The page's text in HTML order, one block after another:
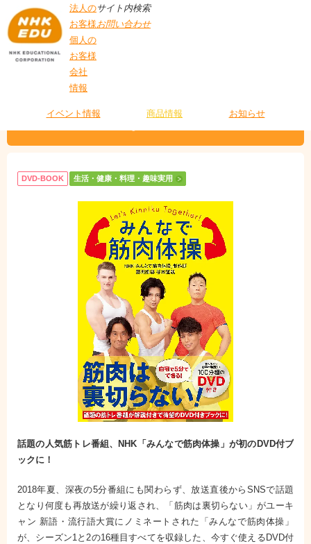
法人の
お客様
個人の
お客様
会社
情報
サイト内検索
お問い合わせ
イベント情報 商品情報 お知らせ
DVD-BOOK 生活・健康・料理・趣味実用
話題の人気筋トレ番組、NHK「みんなで筋肉体操」が初のDVD付ブ
ックに！
2018年夏、深夜の5分番組にも関わらず、放送直後からSNSで話題
となり何度も再放送が繰り返され、「筋肉は裏切らない」がユーキ
ャン 新語・流行語大賞にノミネートされた「みんなで筋肉体操」
が、シーズン1と2の16種目すべてを収録した、今すぐ使えるDVD付